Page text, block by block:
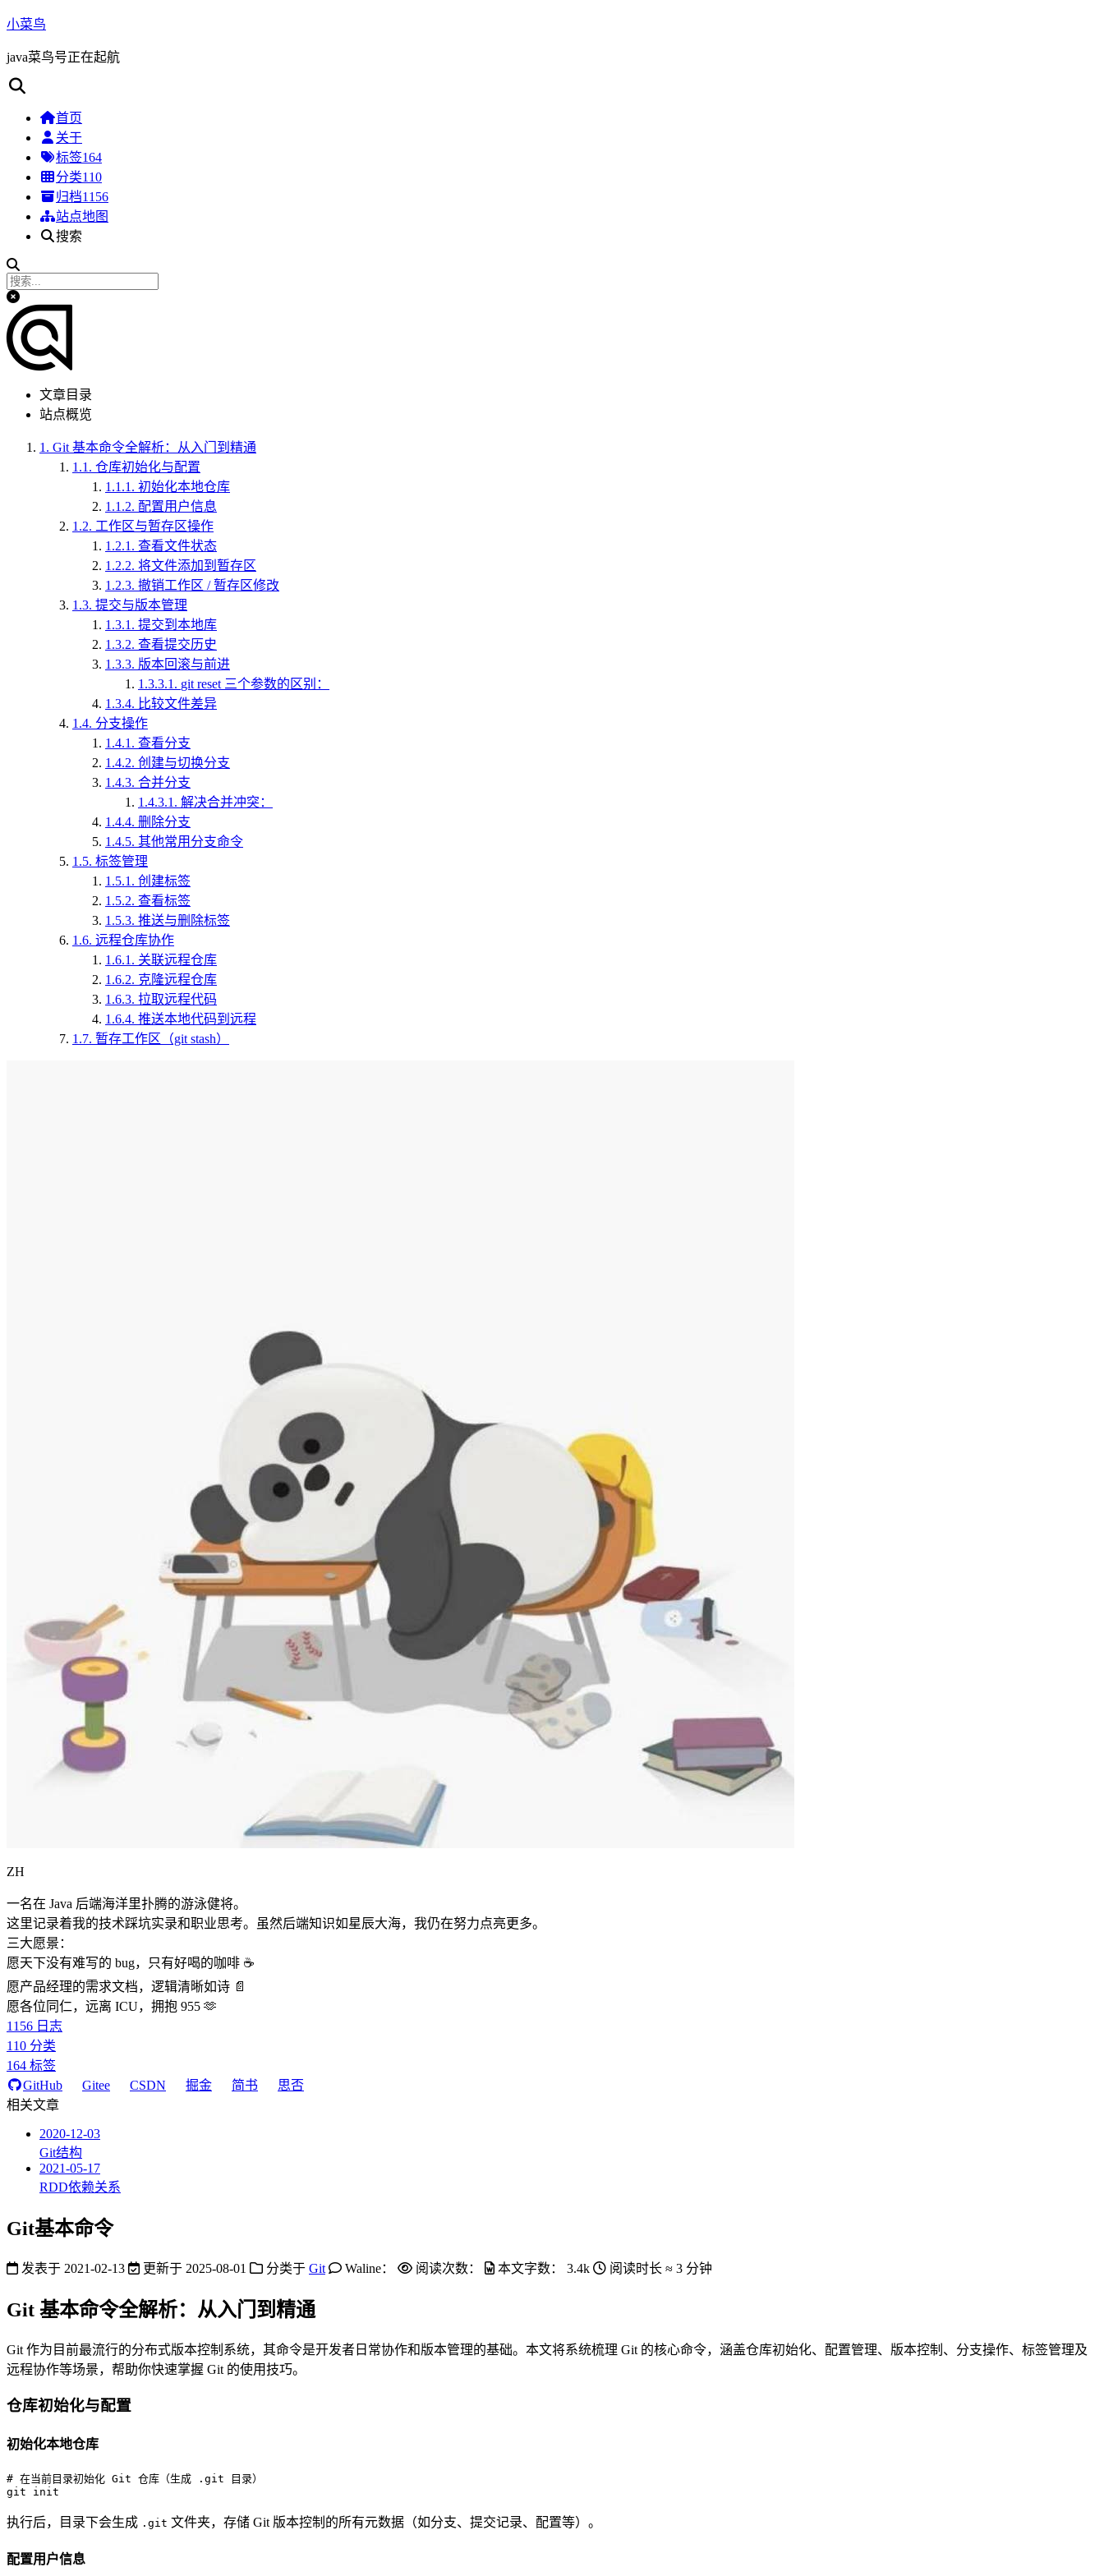
小菜鸟
java菜鸟号正在起航
首页
关于
标签164
分类110
归档1156
站点地图
搜索
文章目录
站点概览
1. Git 基本命令全解析：从入门到精通
1.1. 仓库初始化与配置
1.1.1. 初始化本地仓库
1.1.2. 配置用户信息
1.2. 工作区与暂存区操作
1.2.1. 查看文件状态
1.2.2. 将文件添加到暂存区
1.2.3. 撤销工作区 / 暂存区修改
1.3. 提交与版本管理
1.3.1. 提交到本地库
1.3.2. 查看提交历史
1.3.3. 版本回滚与前进
1.3.3.1. git reset 三个参数的区别：
1.3.4. 比较文件差异
1.4. 分支操作
1.4.1. 查看分支
1.4.2. 创建与切换分支
1.4.3. 合并分支
1.4.3.1. 解决合并冲突：
1.4.4. 删除分支
1.4.5. 其他常用分支命令
1.5. 标签管理
1.5.1. 创建标签
1.5.2. 查看标签
1.5.3. 推送与删除标签
1.6. 远程仓库协作
1.6.1. 关联远程仓库
1.6.2. 克隆远程仓库
1.6.3. 拉取远程代码
1.6.4. 推送本地代码到远程
1.7. 暂存工作区（git stash）
ZH
一名在 Java 后端海洋里扑腾的游泳健将。
这里记录着我的技术踩坑实录和职业思考。虽然后端知识如星辰大海，我仍在努力点亮更多。
三大愿景：
愿天下没有难写的 bug，只有好喝的咖啡 ☕️
愿产品经理的需求文档，逻辑清晰如诗 📄
愿各位同仁，远离 ICU，拥抱 955 🫶
1156 日志
110 分类
164 标签
GitHub
Gitee CSDN 掘金 简书
思否
相关文章
2020-12-03
Git结构
2021-05-17
RDD依赖关系
Git基本命令
发表于 2021-02-13 更新于 2025-08-01 分类于 Git Waline： 阅读次数： 本文字数： 3.4k 阅读时长 ≈ 3 分钟
Git 基本命令全解析：从入门到精通
Git 作为目前最流行的分布式版本控制系统，其命令是开发者日常协作和版本管理的基础。本文将系统梳理 Git 的核心命令，涵盖仓库初始化、配置管理、版本控制、分支操作、标签管理及
远程协作等场景，帮助你快速掌握 Git 的使用技巧。
仓库初始化与配置
初始化本地仓库
# 在当前目录初始化 Git 仓库（生成 .git 目录）
git init
执行后，目录下会生成 .git 文件夹，存储 Git 版本控制的所有元数据（如分支、提交记录、配置等）。
配置用户信息